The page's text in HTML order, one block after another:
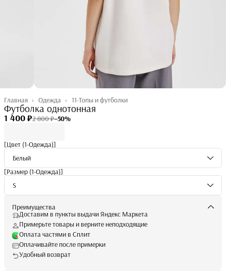
11-Топы и футболки
Одежда ›
Главная ›
Футболка однотонная
1 400 ₽2 800 ₽−50%
[Цвет (1-Одежда)]
Белый
[Размер (1-Одежда)]
S
Преимущества
Доставим в пункты выдачи Яндекс Маркета
Примерьте товары и верните неподходящие
Оплата частями в Сплит
Оплачивайте после примерки
Удобный возврат